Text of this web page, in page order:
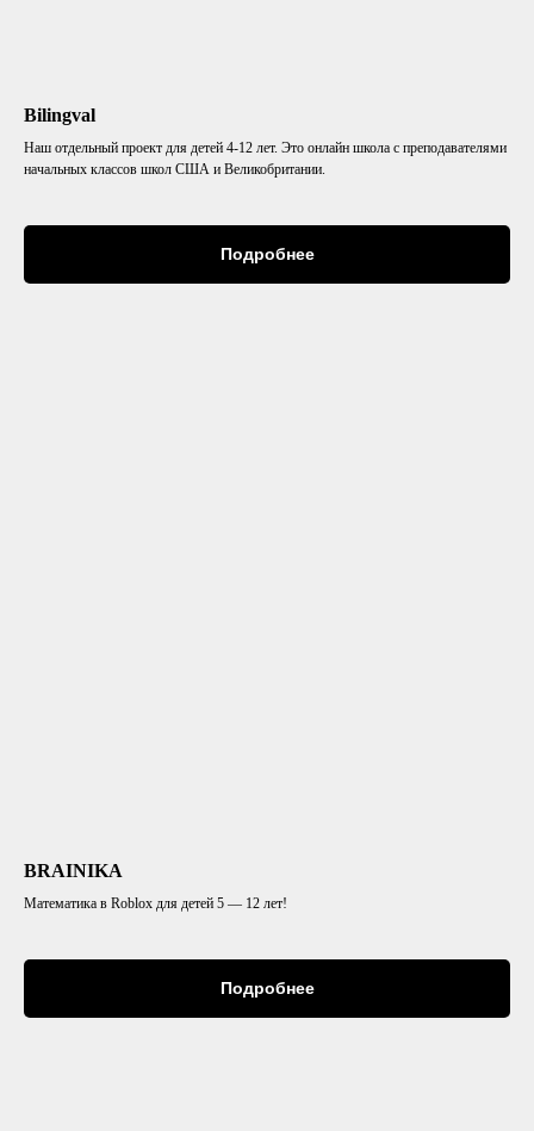
Bilingval
Наш отдельный проект для детей 4-12 лет. Это онлайн школа с преподавателями
начальных классов школ США и Великобритании.
Подробнее
BRAINIKA
Математика в Roblox для детей 5 — 12 лет!
Подробнее